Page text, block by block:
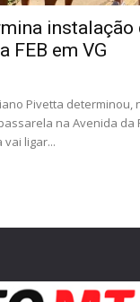
instalação
FEB em VG
Pivetta determinou,
na Avenida da
ligar...